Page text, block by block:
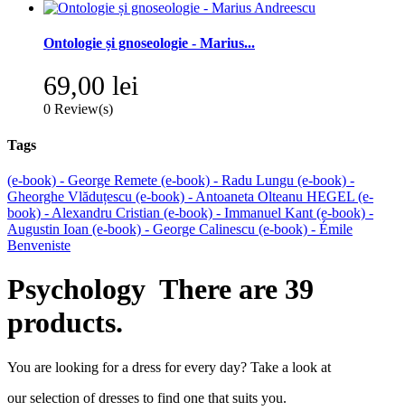
Ontologie și gnoseologie - Marius...
69,00 lei
0 Review(s)
Tags
(e-book) - George Remete (e-book) - Radu Lungu (e-book) -
Gheorghe Vlăduțescu (e-book) - Antoaneta Olteanu HEGEL (e-
book) - Alexandru Cristian (e-book) - Immanuel Kant (e-book) -
Augustin Ioan (e-book) - George Calinescu (e-book) - Émile
Benveniste
Psychology There are 39
products.
You are looking for a dress for every day? Take a look at
our selection of dresses to find one that suits you.